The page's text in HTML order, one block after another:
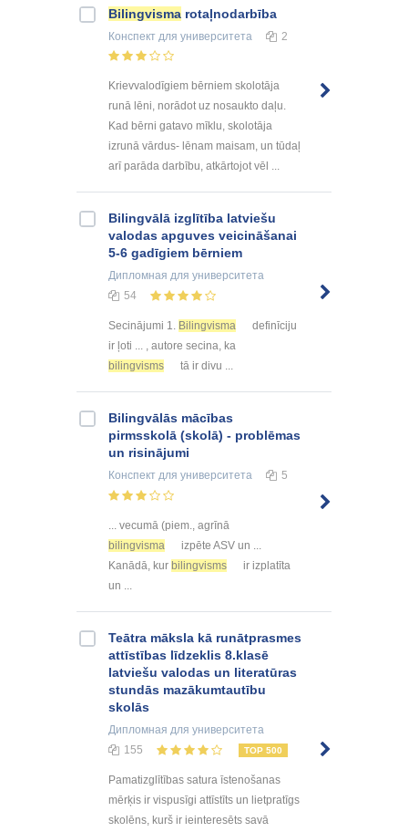
Bilingvisma rotaļnodarbība
Конспект для университета 2
Krievvalodīgiem bērniem skolotāja
runā lēni, norādot uz nosaukto daļu.
Kad bērni gatavo mīklu, skolotāja
izrunā vārdus- lēnam maisam, un tūdaļ
arī parāda darbību, atkārtojot vēl ...
Bilingvālā izglītība latviešu
valodas apguves veicināšanai
5-6 gadīgiem bērniem
Дипломная для университета
54
Secinājumi 1. Bilingvisma
definīciju
ir ļoti ... , autore secina, ka
bilingvisms
tā ir divu ...
Bilingvālās mācības
pirmsskolā (skolā) - problēmas
un risinājumi
Конспект для университета 5
... vecumā (piem., agrīnā
bilingvisma
izpēte ASV un ...
Kanādā, kur bilingvisms
ir izplatīta
un ...
Teātra māksla kā runātprasmes
attīstības līdzeklis 8.klasē
latviešu valodas un literatūras
stundās mazākumtautību
skolās
Дипломная для университета
155
TOP 500
Pamatizglītības satura īstenošanas
mērķis ir vispusīgi attīstīts un lietpratīgs
skolēns, kurš ir ieinteresēts savā